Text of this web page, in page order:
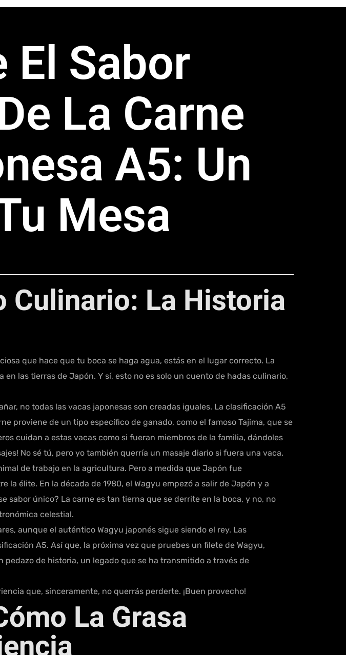
El Sabor
La Carne
A5: Un
Mesa
Culinario: La Historia
que hace que tu boca se haga agua, estás en el lugar correcto. La
las tierras de Japón. Y sí, esto no es solo un cuento de hadas culinario,
no todas las vacas japonesas son creadas iguales. La clasificación A5
proviene de un tipo específico de ganado, como el famoso Tajima, que se
cuidan a estas vacas como si fueran miembros de la familia, dándoles
No sé tú, pero yo también querría un masaje diario si fuera una vaca.
de trabajo en la agricultura. Pero a medida que Japón fue
élite. En la década de 1980, el Wagyu empezó a salir de Japón y a
sabor único? La carne es tan tierna que se derrite en la boca, y no, no
celestial.
aunque el auténtico Wagyu japonés sigue siendo el rey. Las
A5. Así que, la próxima vez que pruebes un filete de Wagyu,
de historia, un legado que se ha transmitido a través de
que, sinceramente, no querrás perderte. ¡Buen provecho!
La Grasa